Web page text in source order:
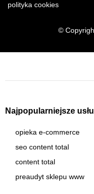
polityka cookies
©
Najpopularniejsze
opieka e-commerce
seo content total
content total
preaudyt sklepu www